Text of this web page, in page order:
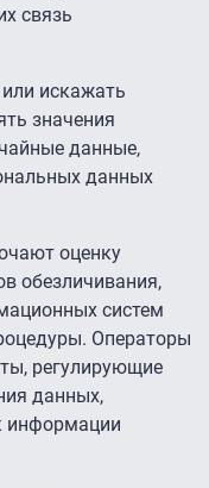
связь
искажать
значения
данные,
данных
оценку
обезличивания,
систем
Операторы
регулирующие
данных,
информации